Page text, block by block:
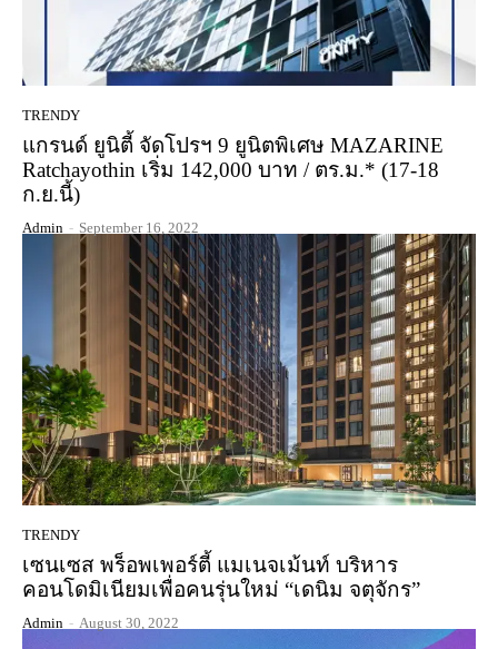
TRENDY
แกรนด์ ยูนิตี้ จัดโปรฯ 9 ยูนิตพิเศษ MAZARINE
Ratchayothin เริ่ม 142,000 บาท / ตร.ม.* (17-18
ก.ย.นี้)
Admin - September 16, 2022
TRENDY
เซนเซส พร็อพเพอร์ตี้ แมเนจเม้นท์ บริหาร
คอนโดมิเนียมเพื่อคนรุ่นใหม่ “เดนิม จตุจักร”
Admin - August 30, 2022